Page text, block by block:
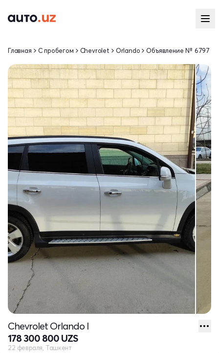
Главная С пробегом Chevrolet Orlando Объявление № 6797
Chevrolet Orlando I
178 300 800 UZS
22 февраля, Ташкент